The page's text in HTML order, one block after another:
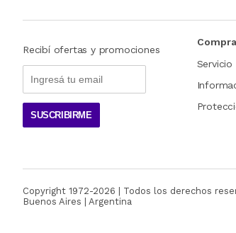
Recibí ofertas y promociones
SUSCRIBIRME
Copyright 1972-2026 | Todos los derechos
Buenos Aires | Argentina